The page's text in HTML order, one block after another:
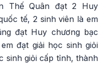
Thế Quân đạt 2 Huy
tế, 2 sinh viên là em
đạt Huy chương bạc
đạt giải học sinh giỏi
sinh giỏi cấp tỉnh, thành